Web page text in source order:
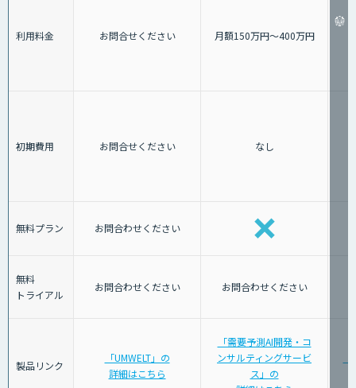
利用料金 お問合せください 月額150万円〜400万円
初期費用 お問合せください なし
無料プラン お問合わせください
無料
トライアル
お問合わせください お問合わせください
製品リンク
「UMWELT」の
詳細はこちら
「需要予測AI開発・コ
ンサルティングサービ
ス」の